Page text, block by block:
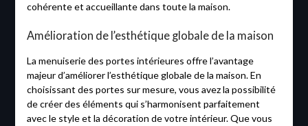
cohérente et accueillante dans toute la maison.
Amélioration de l’esthétique globale de la maison
La menuiserie des portes intérieures offre l’avantage
majeur d’améliorer l’esthétique globale de la maison. En
choisissant des portes sur mesure, vous avez la possibilité
de créer des éléments qui s’harmonisent parfaitement
avec le style et la décoration de votre intérieur. Que vous